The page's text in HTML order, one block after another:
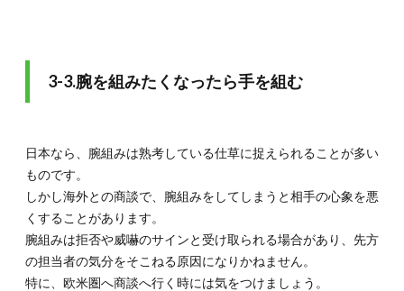
3-3.腕を組みたくなったら手を組む
日本なら、腕組みは熟考している仕草に捉えられることが多い
ものです。
しかし海外との商談で、腕組みをしてしまうと相手の心象を悪
くすることがあります。
腕組みは拒否や威嚇のサインと受け取られる場合があり、先方
の担当者の気分をそこねる原因になりかねません。
特に、欧米圏へ商談へ行く時には気をつけましょう。